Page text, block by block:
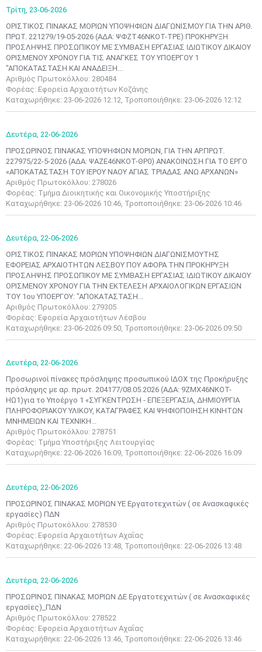
Τρίτη, 23-06-2026
ΟΡΙΣΤΙΚΟΣ ΠΙΝΑΚΑΣ ΜΟΡΙΩΝ ΥΠΟΨΗΦΙΩΝ ΔΙΑΓΩΝΙΣΜΟΥ ΓΙΑ ΤΗΝ ΑΡΙΘ.
ΠΡΩΤ. 221279/19-05-2026 (ΑΔΑ: ΨΦΖΤ46ΝΚΟΤ-ΤΡΕ) ΠΡΟΚΗΡΥΞΗ
ΠΡΟΣΛΗΨΗΣ ΠΡΟΣΩΠΙΚΟΥ ΜΕ ΣΥΜΒΑΣΗ ΕΡΓΑΣΙΑΣ ΙΔΙΩΤΙΚΟΥ ΔΙΚΑΙΟΥ
ΟΡΙΣΜΕΝΟΥ ΧΡΟΝΟΥ ΓΙΑ ΤΙΣ ΑΝΑΓΚΕΣ ΤΟΥ ΥΠΟΕΡΓΟΥ 1
"ΑΠΟΚΑΤΑΣΤΑΣΗ ΚΑΙ ΑΝΑΔΕΙΞΗ...
Αριθμός Πρωτοκόλλου: 280484
Φορέας: Εφορεία Αρχαιοτήτων Κοζάνης
Καταχωρήθηκε: 23-06-2026 12:12, Τροποποιήθηκε: 23-06-2026 12:12
Δευτέρα, 22-06-2026
ΠΡΟΣΩΡΙΝΟΣ ΠΙΝΑΚΑΣ ΥΠΟΨΗΦΙΩΝ ΜΟΡΙΩΝ, ΓΙΑ ΤΗΝ ΑΡ.ΠΡΩΤ.
227975/22-5-2026 (ΑΔΑ: ΨΑΖΕ46ΝΚΟΤ-ΘΡ0) ΑΝΑΚΟΙΝΩΣΗ ΓΙΑ ΤΟ ΕΡΓΟ
«ΑΠΟΚΑΤΑΣΤΑΣΗ ΤΟΥ ΙΕΡΟΥ ΝΑΟΥ ΑΓΙΑΣ ΤΡΙΑΔΑΣ ΑΝΩ ΑΡΧΑΝΩΝ»
Αριθμός Πρωτοκόλλου: 278026
Φορέας: Τμήμα Διοικητικής και Οικονομικής Υποστήριξης
Καταχωρήθηκε: 23-06-2026 10:46, Τροποποιήθηκε: 23-06-2026 10:46
Δευτέρα, 22-06-2026
ΟΡΙΣΤΙΚΟΣ ΠΙΝΑΚΑΣ ΜΟΡΙΩΝ ΥΠΟΨΗΦΙΩΝ ΔΙΑΓΩΝΙΣΜΟΥΤΗΣ
ΕΦΟΡΕΙΑΣ ΑΡΧΑΙΟΤΗΤΩΝ ΛΕΣΒΟΥ ΠΟΥ ΑΦΟΡΑ ΤΗΝ ΠΡΟΚΗΡΥΞΗ
ΠΡΟΣΛΗΨΗΣ ΠΡΟΣΩΠΙΚΟΥ ΜΕ ΣΥΜΒΑΣΗ ΕΡΓΑΣΙΑΣ ΙΔΙΩΤΙΚΟΥ ΔΙΚΑΙΟΥ
ΟΡΙΣΜΕΝΟΥ ΧΡΟΝΟΥ ΓΙΑ ΤΗΝ ΕΚΤΕΛΕΣΗ ΑΡΧΑΙΟΛΟΓΙΚΩΝ ΕΡΓΑΣΙΩΝ
ΤΟΥ 1ου ΥΠΟΕΡΓΟΥ: "ΑΠΟΚΑΤΑΣΤΑΣΗ...
Αριθμός Πρωτοκόλλου: 279305
Φορέας: Εφορεία Αρχαιοτήτων Λέσβου
Καταχωρήθηκε: 23-06-2026 09:50, Τροποποιήθηκε: 23-06-2026 09:50
Δευτέρα, 22-06-2026
Προσωρινοί πίνακες πρόσληψης προσωπικού ΙΔΟΧ της Προκήρυξης
πρόσληψης με αρ. πρωτ. 204177/08.05.2026 (ΑΔΑ: 9ZMX46ΝΚΟΤ-
ΗΩ1)για το Υποέργο 1 «ΣΥΓΚΕΝΤΡΩΣΗ - ΕΠΕΞΕΡΓΑΣΙΑ, ΔΗΜΙΟΥΡΓΙΑ
ΠΛΗΡΟΦΟΡΙΑΚΟΥ ΥΛΙΚΟΥ, ΚΑΤΑΓΡΑΦΕΣ ΚΑΙ ΨΗΦΙΟΠΟΙΗΣΗ ΚΙΝΗΤΩΝ
ΜΝΗΜΕΙΩΝ ΚΑΙ ΤΕΧΝΙΚΗ...
Αριθμός Πρωτοκόλλου: 278751
Φορέας: Τμήμα Υποστήριξης Λειτουργίας
Καταχωρήθηκε: 22-06-2026 16:09, Τροποποιήθηκε: 22-06-2026 16:09
Δευτέρα, 22-06-2026
ΠΡΟΣΩΡΙΝΟΣ ΠΙΝΑΚΑΣ ΜΟΡΙΩΝ ΥΕ Εργατοτεχνιτών ( σε Ανασκαφικές
εργασίες) ΠΔΝ
Αριθμός Πρωτοκόλλου: 278530
Φορέας: Εφορεία Αρχαιοτήτων Αχαΐας
Καταχωρήθηκε: 22-06-2026 13:48, Τροποποιήθηκε: 22-06-2026 13:48
Δευτέρα, 22-06-2026
ΠΡΟΣΩΡΙΝΟΣ ΠΙΝΑΚΑΣ ΜΟΡΙΩΝ ΔΕ Εργατοτεχνιτών ( σε Ανασκαφικές
εργασίες)_ΠΔΝ
Αριθμός Πρωτοκόλλου: 278522
Φορέας: Εφορεία Αρχαιοτήτων Αχαΐας
Καταχωρήθηκε: 22-06-2026 13:46, Τροποποιήθηκε: 22-06-2026 13:46